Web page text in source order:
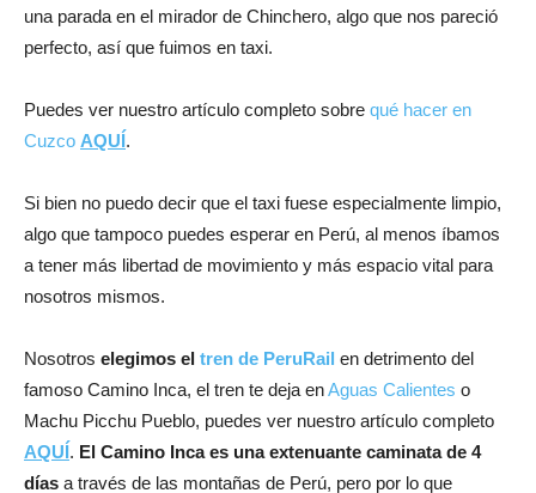
una parada en el mirador de Chinchero, algo que nos pareció
perfecto, así que fuimos en taxi.
Puedes ver nuestro artículo completo sobre qué hacer en
Cuzco AQUÍ.
Si bien no puedo decir que el taxi fuese especialmente limpio,
algo que tampoco puedes esperar en Perú, al menos íbamos
a tener más libertad de movimiento y más espacio vital para
nosotros mismos.
Nosotros elegimos el tren de PeruRail en detrimento del
famoso Camino Inca, el tren te deja enAguas Calientes o
Machu Picchu Pueblo, puedes ver nuestro artículo completo
AQUÍ. El Camino Inca es una extenuante caminata de 4
días a través de las montañas de Perú, pero por lo que